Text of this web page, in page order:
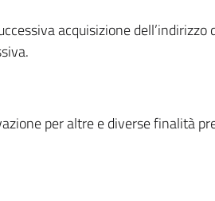
acquisizione dell’indirizzo
per altre e diverse finalità